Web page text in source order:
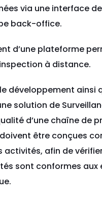
via une interface
back-office.
d’une plateforme
à distance.
développement ainsi
solution de
d’une chaîne de
être conçues
activités, afin de
sont conformes aux